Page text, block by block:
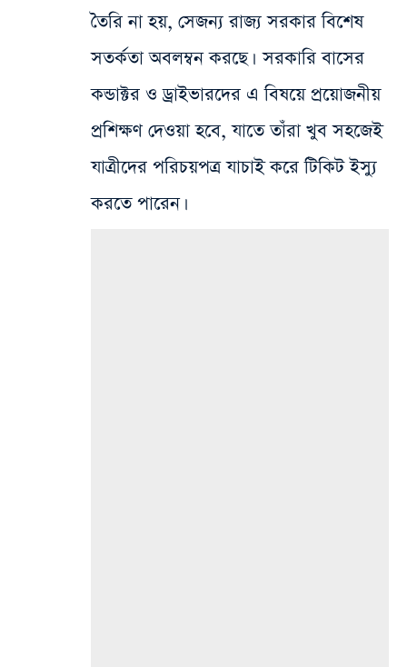
তৈরি না হয়, সেজন্য রাজ্য সরকার বিশেষ
সতর্কতা অবলম্বন করছে। সরকারি বাসের
কন্ডাক্টর ও ড্রাইভারদের এ বিষয়ে প্রয়োজনীয়
প্রশিক্ষণ দেওয়া হবে, যাতে তাঁরা খুব সহজেই
যাত্রীদের পরিচয়পত্র যাচাই করে টিকিট ইস্যু
করতে পারেন।